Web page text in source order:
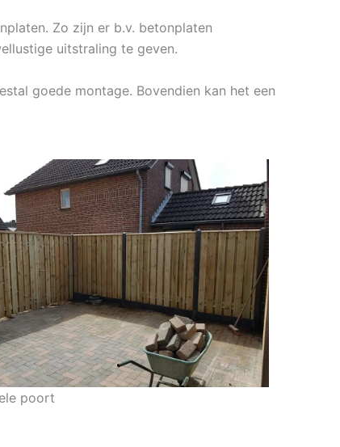
Zo zijn er b.v. betonplaten
uitstraling te geven.
goede montage. Bovendien kan het een
poort